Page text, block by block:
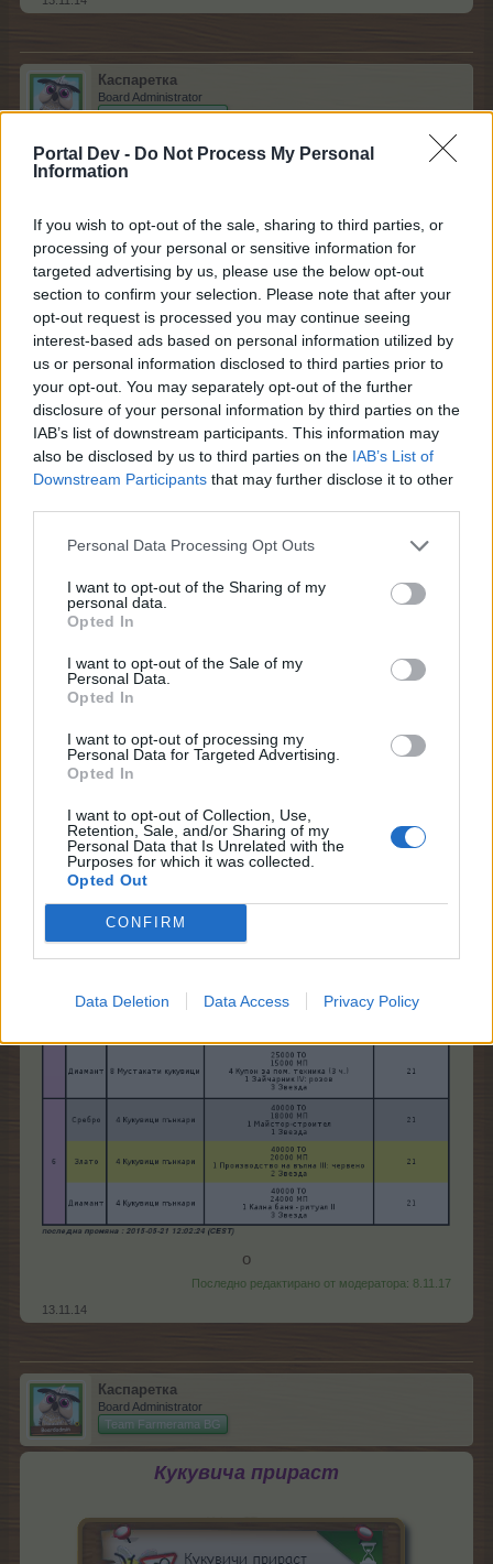
Portal Dev - Do Not Process My Personal
Information
If you wish to opt-out of the sale, sharing to third parties, or
processing of your personal or sensitive information for
targeted advertising by us, please use the below opt-out
section to confirm your selection. Please note that after your
opt-out request is processed you may continue seeing
interest-based ads based on personal information utilized by
us or personal information disclosed to third parties prior to
your opt-out. You may separately opt-out of the further
disclosure of your personal information by third parties on the
IAB’s list of downstream participants. This information may
also be disclosed by us to third parties on the IAB’s List of
Downstream Participants that may further disclose it to other
Personal Data Processing Opt Outs
I want to opt-out of the Sharing of my
personal data.
Opted In
I want to opt-out of the Sale of my
Personal Data.
Opted In
I want to opt-out of processing my
Personal Data for Targeted Advertising.
Opted In
I want to opt-out of Collection, Use,
Retention, Sale, and/or Sharing of my
Personal Data that Is Unrelated with the
Purposes for which it was collected.
Opted Out
CONFIRM
Data Deletion Data Access Privacy Policy
Каспаретка
Board Administrator
Team Farmerama BG
Операция "Кукувица"
о​
Последно редактирано от модератора: 8.11.17
13.11.14
Каспаретка
Board Administrator
Team Farmerama BG
Кукувича прираст